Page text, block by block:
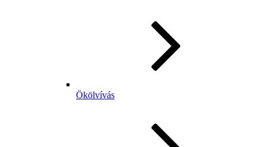
Ökölvívás